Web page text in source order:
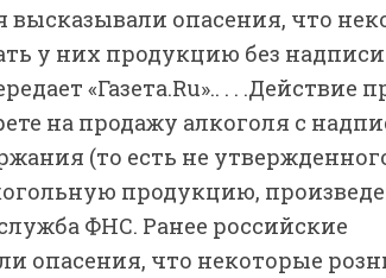
высказывали опасения, что
у них продукцию без надписи
«Газета.Ru».. . . .Действие
на продажу алкоголя с
(то есть не
продукцию,
ФНС. Ранее российские
опасения, что некоторые